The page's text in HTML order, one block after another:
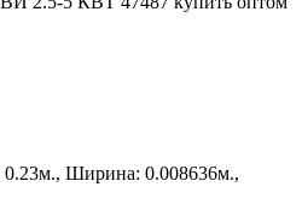
0.23м., Ширина: 0.008636м.,